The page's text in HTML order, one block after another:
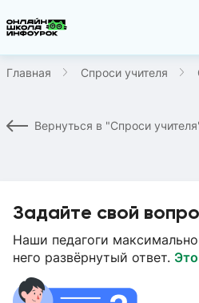
Главная Спроси учителя
Вернуться в "Спроси
Задайте свой
Наши педагоги
него развёрнутый ответ.